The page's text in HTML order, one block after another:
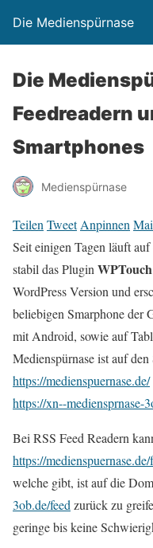
Die Medienspürnase
Die
Feedreadern
Smartphones
Medienspürnase
Teilen Tweet Anpinnen
Seit einigen Tagen läuft
stabil das Plugin WPTouch
WordPress Version und
beliebigen Smarphone der
mit Android, sowie auf
Medienspürnase ist auf
https://medienspuernase.de/
https://xn--mediensprnase-
Bei RSS Feed Readern
https://medienspuernase.de/
welche gibt, ist auf die
3ob.de/feed zurück zu
geringe bis keine